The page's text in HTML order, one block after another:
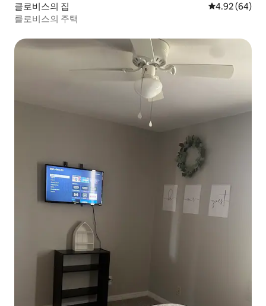
클로비스의 집 평점 4.92점(5
4.92 (64)
클로비스의 주택